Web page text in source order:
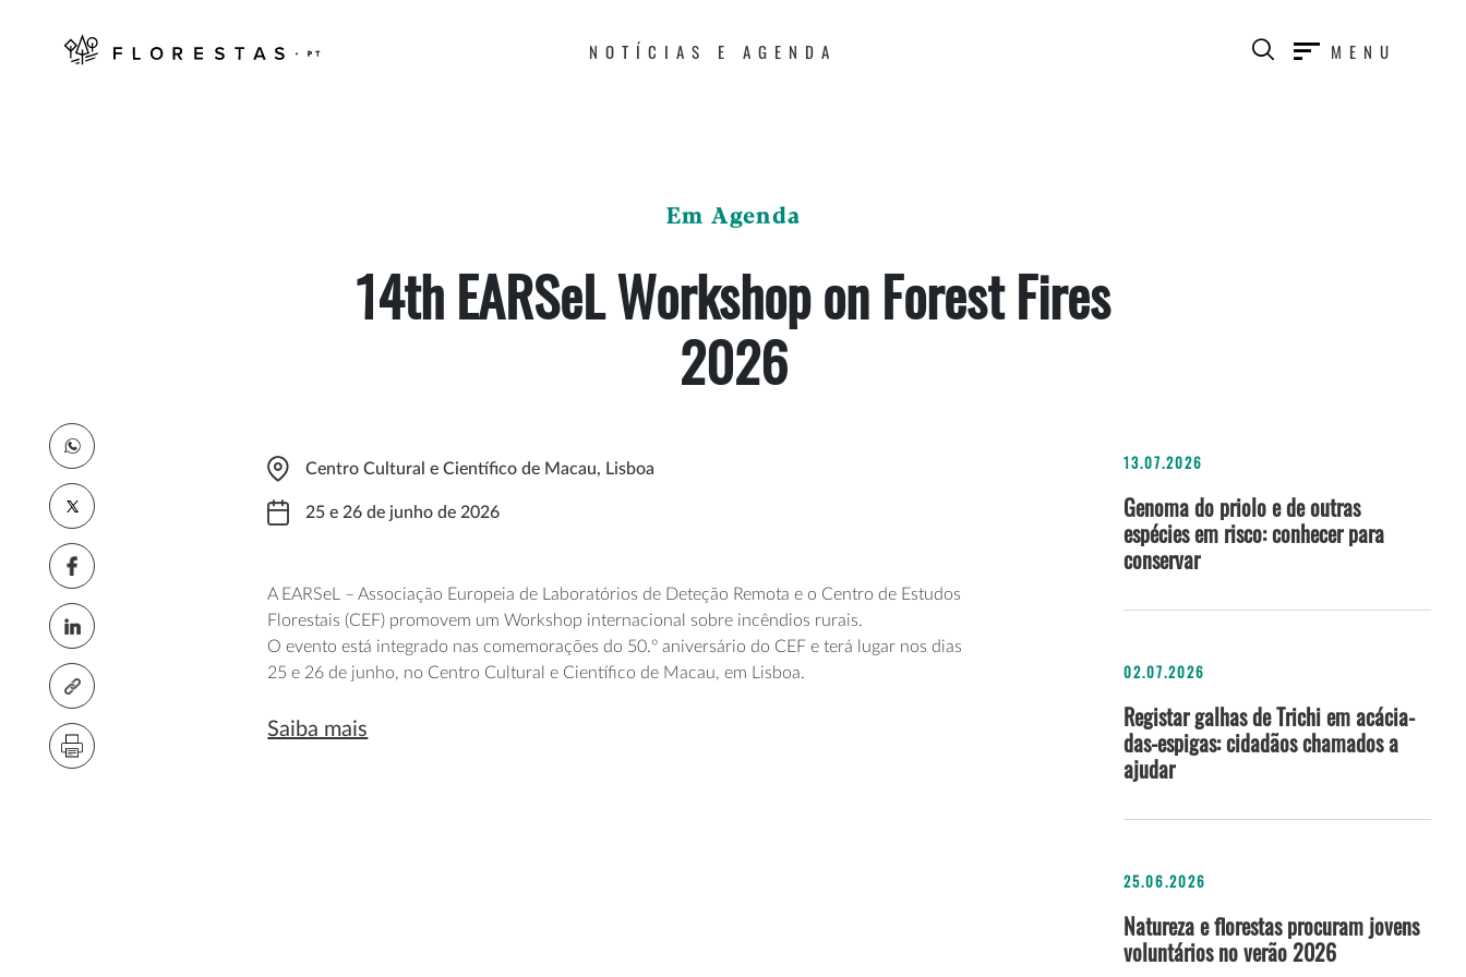
NOTÍCIAS E AGENDA MENU
Em Agenda
14th EARSeL Workshop on Forest Fires
2026
Centro Cultural e Científico de Macau, Lisboa
25 e 26 de junho de 2026
A EARSeL – Associação Europeia de Laboratórios de Deteção Remota e o Centro de Estudos
Florestais (CEF) promovem umWorkshop internacional sobre incêndios rurais.
O evento está integrado nas comemorações do 50.ºaniversário do CEF e terá lugar nos dias
25 e 26 de junho, no Centro Cultural e Científico de Macau, em Lisboa.
Saiba mais
13.07.2026
Genoma do priolo e de outras
espécies em risco: conhecer para
conservar
02.07.2026
Registar galhas de Trichi em acácia-
das-espigas: cidadãos chamados a
ajudar
25.06.2026
Natureza e florestas procuram jovens
voluntários no verão 2026